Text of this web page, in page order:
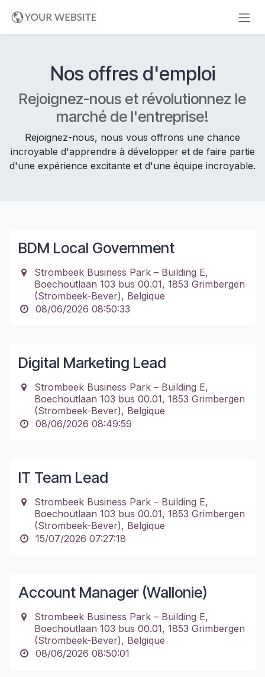
Nos offres d'emploi
Rejoignez-nous et révolutionnez le
marché de l'entreprise!
Rejoignez-nous, nous vous offrons une chance
incroyable d'apprendre à développer et de faire partie
d'une expérience excitante et d'une équipe incroyable.
BDM Local Government
Strombeek Business Park – Building E,
Boechoutlaan 103 bus 00.01, 1853 Grimbergen
(Strombeek-Bever), Belgique
08/06/2026 08:50:33
Digital Marketing Lead
Strombeek Business Park – Building E,
Boechoutlaan 103 bus 00.01, 1853 Grimbergen
(Strombeek-Bever), Belgique
08/06/2026 08:49:59
IT Team Lead
Strombeek Business Park – Building E,
Boechoutlaan 103 bus 00.01, 1853 Grimbergen
(Strombeek-Bever), Belgique
15/07/2026 07:27:18
Account Manager (Wallonie)
Strombeek Business Park – Building E,
Boechoutlaan 103 bus 00.01, 1853 Grimbergen
(Strombeek-Bever), Belgique
08/06/2026 08:50:01